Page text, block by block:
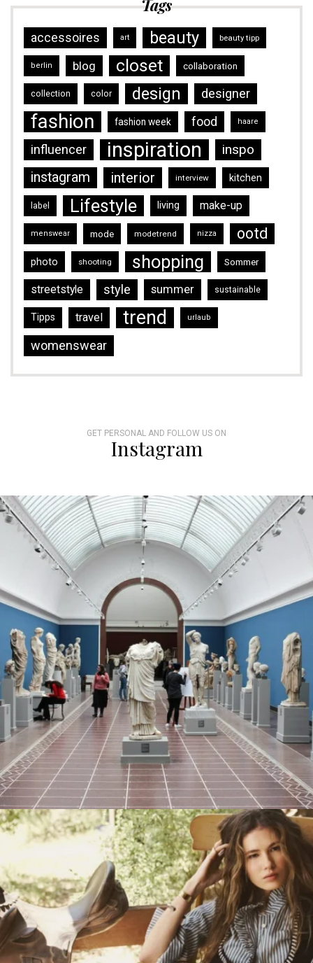
Tags
accessoires art beauty beauty tipp
berlin blog closet collaboration
collection color design designer
fashion fashion week food haare
influencer inspiration
inspo
instagram
interior interview kitchen
label Lifestyle living make-up
menswear mode modetrend nizza ootd
photo shooting shopping Sommer
streetstyle style summer sustainable
Tipps travel trend urlaub
womenswear
GET PERSONAL AND FOLLOW US ON
Instagram